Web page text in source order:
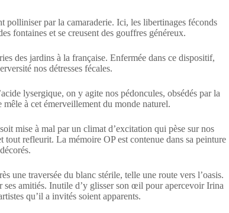
par la camaraderie. Ici, les libertinages féconds
fontaines et se creusent des gouffres généreux.
des jardins à la française. Enfermée dans ce dispositif,
nos détresses fécales.
lysergique, on y agite nos pédoncules, obsédés par la
mêle à cet émerveillement du monde naturel.
mise à mal par un climat d’excitation qui pèse sur nos
refleurit. La mémoire OP est contenue dans sa peinture
une traversée du blanc stérile, telle une route vers l’oasis.
amitiés. Inutile d’y glisser son œil pour apercevoir Irina
qu’il a invités soient apparents.